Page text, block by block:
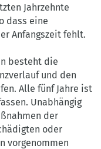
Jahrzehnte
dass eine
Anfangszeit fehlt.
besteht die
und den
Alle fünf Jahre ist
Unabhängig
der
oder
vorgenommen